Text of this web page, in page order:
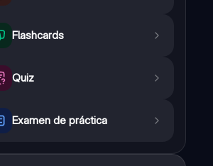
Flashcards
Quiz
Examen de práctica